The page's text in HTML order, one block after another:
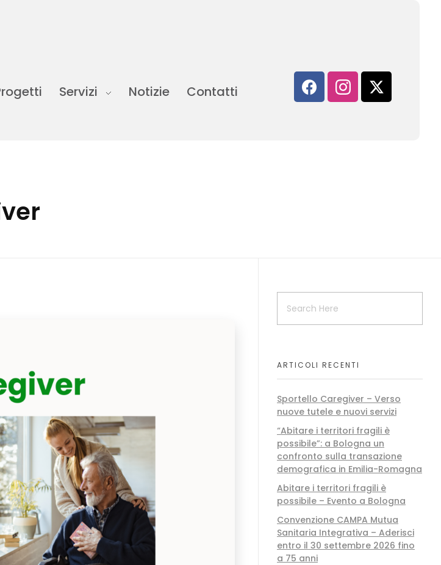
Servizi Notizie Contatti
ARTICOLI RECENTI
Sportello Caregiver – Verso
nuove tutele e nuovi servizi
“Abitare i territori fragili è
possibile”: a Bologna un
confronto sulla transazione
demografica in Emilia-Romagna
Abitare i territori fragili è
possibile – Evento a Bologna
Convenzione CAMPA Mutua
Sanitaria Integrativa – Aderisci
entro il 30 settembre 2026 fino
a 75 anni